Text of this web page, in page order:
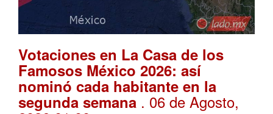
Votaciones en La Casa de los
Famosos México 2026: así
nominó cada habitante en la
segunda semana . 06 de Agosto,